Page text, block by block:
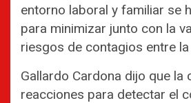
entorno laboral y familiar se
para minimizar junto con la
riesgos de contagios entre la
Gallardo Cardona dijo que la
reacciones para detectar el